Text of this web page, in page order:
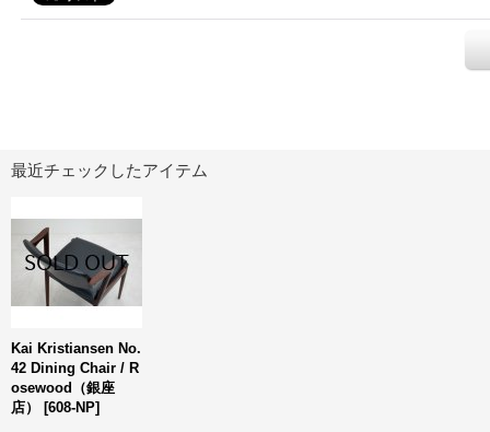
最近チェックしたアイテム
Kai Kristiansen No.
42 Dining Chair / R
osewood（銀座
店）
[608-NP]